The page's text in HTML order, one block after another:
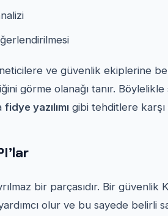
ve güvenlik ekiplerine
görme olanağı tanır.
fidye yazılımı gibi tehditlere karşı
bir parçasıdır. Bir güvenlik
olur ve bu sayede belirli